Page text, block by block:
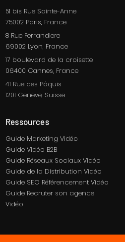
51 bis Rue Sainte-Anne
75002 Paris, France
8 Rue Ferrandiere
69002 Lyon, France
17 boulevard de la croisette
06400 Cannes, France
41 Rue des Pâquis
1201 Genève, Suisse
Ressources
Guide Marketing Vidéo
Guide Vidéo B2B
Guide Réseaux Sociaux Vidéo
Guide de la Distribution Vidéo
Guide SEO Référencement Vidéo
Guide Recruter son agence
Vidéo